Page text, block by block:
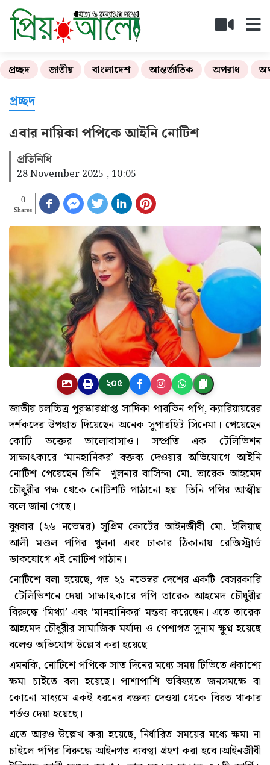
প্রচ্ছদ জাতীয় বাংলাদেশ আন্তর্জাতিক অপরাধ
প্রচ্ছদ
এবার নায়িকা পপিকে আইনি নোটিশ
প্রতিনিধি
28 November 2025 , 10:05
0
Shares
২০৫
জাতীয় চলচ্চিত্র পুরস্কারপ্রাপ্ত সাদিকা পারভিন পপি, ক্যারিয়ায়রের
দর্শকদের উপহাত দিয়েছেন অনেক সুপারহিট সিনেমা। পেয়েছেন
কোটি ভক্তের ভালোবাসাও। সম্প্রতি এক টেলিভিশন
সাক্ষাৎকারে ‘মানহানিকর’ বক্তব্য দেওয়ার অভিযোগে আইনি
নোটিশ পেয়েছেন তিনি। খুলনার বাসিন্দা মো. তারেক আহমেদ
চৌধুরীর পক্ষ থেকে নোটিশটি পাঠানো হয়। তিনি পপির আত্মীয়
বলে জানা গেছে।
বুধবার (২৬ নভেম্বর) সুপ্রিম কোর্টের আইনজীবী মো. ইলিয়াছ
আলী মণ্ডল পপির খুলনা এবং ঢাকার ঠিকানায় রেজিস্ট্রার্ড
ডাকযোগে এই নোটিশ পাঠান।
নোটিশে বলা হয়েছে, গত ২১ নভেম্বর দেশের একটি বেসরকারি
টেলিভিশনে দেয়া সাক্ষাৎকারে পপি তারেক আহমেদ চৌধুরীর
বিরুদ্ধে ‘মিথ্যা’ এবং ‘মানহানিকর’ মন্তব্য করেছেন। এতে তারেক
আহমেদ চৌধুরীর সামাজিক মর্যাদা ও পেশাগত সুনাম ক্ষুণ্ন হয়েছে
বলেও অভিযোগ উল্লেখ করা হয়েছে।
এমনকি, নোটিশে পপিকে সাত দিনের মধ্যে সময় টিভিতে প্রকাশ্যে
ক্ষমা চাইতে বলা হয়েছে। পাশাপাশি ভবিষ্যতে জনসমক্ষে বা
কোনো মাধ্যমে একই ধরনের বক্তব্য দেওয়া থেকে বিরত থাকার
শর্তও দেয়া হয়েছে।
এতে আরও উল্লেখ করা হয়েছে, নির্ধারিত সময়ের মধ্যে ক্ষমা না
চাইলে পপির বিরুদ্ধে আইনগত ব্যবস্থা গ্রহণ করা হবে।আইনজীবী